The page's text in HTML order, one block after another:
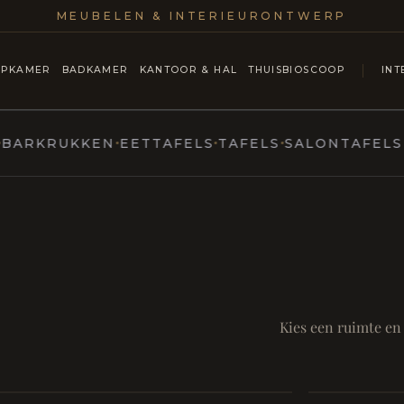
MEUBELEN & INTERIEURONTWERP
BADKAMER KANTOOR & HAL THUISBIOSCOOP
EETTAFELS TAFELS SALONTAFELS &
Kies een ruimte